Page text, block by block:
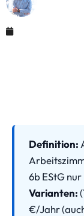
Definition:
6b EStG
Varianten:
€/Jahr